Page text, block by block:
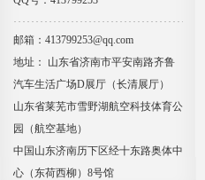
邮箱：413799253@qq.com
地址： 山东省济南市平安南路齐鲁
汽车生活广场D展厅（长清展厅）
山东省莱芜市雪野湖航空科技体育公
园（航空基地）
中国山东济南历下区经十东路奥体中
心（东荷西柳）8号馆